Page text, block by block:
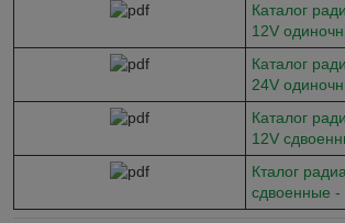
Каталог
12V
Каталог
24V
Каталог
12V
Кталог
сдвоенные -